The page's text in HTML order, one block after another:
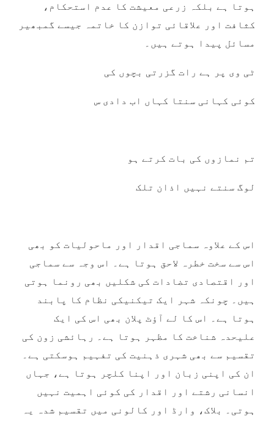
ہوتا ہے بلکہ زرعی معیشت کا عدم استحکام،
کثافت اور علاقائی توازن کا خاتمہ جیسے گمبھیر
مسائل پیدا ہوتے ہیں۔
ٹی وی پر ہے رات گزرتی بچوں کی
کوئی کہانی سنتا کہاں اب دادی س
تم نمازوں کی بات کرتے ہو
لوگ سنتے نہیں اذان تلک
اس کے علاوہ سماجی اقدار اور ماحولیات کو بھی
اس سے سخت خطرہ لاحق ہوتا ہے۔ اس وجہ سے سماجی
اور اقتصادی تضادات کی شکلیں بھی رونما ہوتی
ہیں۔ چونکہ شہر ایک تیکنیکی نظام کا پابند
ہوتا ہے۔ اس کا لے آؤٹ پلان بھی اس کی ایک
علیحدہ شناخت کا مظہر ہوتا ہے۔ رہائشی زون کی
تقسیم سے بھی شہری ذہنیت کی تفہیم ہوسکتی ہے۔
ان کی اپنی زبان اور اپنا کلچر ہوتا ہے، جہاں
انسانی رشتے اور اقدار کی کوئی اہمیت نہیں
ہوتی۔ بلاک، وارڈ اور کالونی میں تقسیم شدہ یہ